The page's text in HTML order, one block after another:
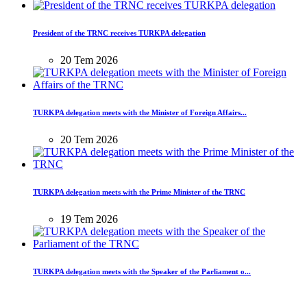
President of the TRNC receives TURKPA delegation
20 Tem 2026
TURKPA delegation meets with the Minister of Foreign Affairs...
20 Tem 2026
TURKPA delegation meets with the Prime Minister of the TRNC
19 Tem 2026
TURKPA delegation meets with the Speaker of the Parliament o...